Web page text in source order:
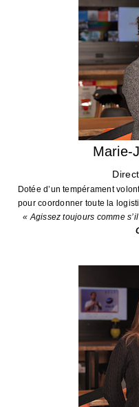
Marie-
Dotée d’un tempérament
pour coordonner toute la
« Agissez toujours comme